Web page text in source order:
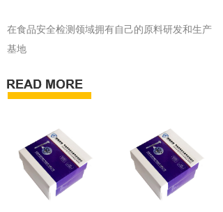
在食品安全检测领域拥有自己的原料研发和生产
基地